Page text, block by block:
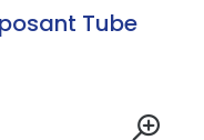
Tube